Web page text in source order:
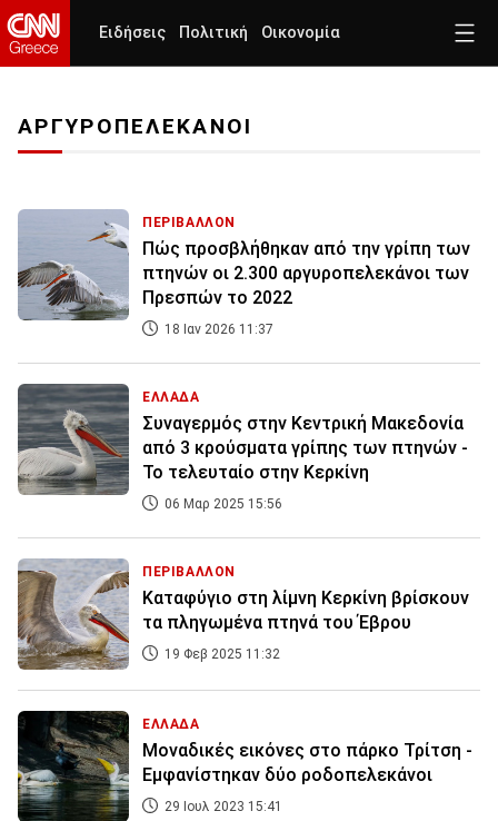
Ειδήσεις Πολιτική Οικονομία
ΑΡΓΥΡΟΠΕΛΕΚΑΝΟΙ
ΠΕΡΙΒΑΛΛΟΝ
Πώς προσβλήθηκαν από την γρίπη των
πτηνών οι 2.300 αργυροπελεκάνοι των
Πρεσπών το 2022
18 Ιαν 2026 11:37
ΕΛΛΑΔΑ
Συναγερμός στην Κεντρική Μακεδονία
από 3 κρούσματα γρίπης των πτηνών -
Το τελευταίο στην Κερκίνη
06 Μαρ 2025 15:56
ΠΕΡΙΒΑΛΛΟΝ
Καταφύγιο στη λίμνη Κερκίνη βρίσκουν
τα πληγωμένα πτηνά του Έβρου
19 Φεβ 2025 11:32
ΕΛΛΑΔΑ
Μοναδικές εικόνες στο πάρκο Τρίτση -
Εμφανίστηκαν δύο ροδοπελεκάνοι
29 Ιουλ 2023 15:41